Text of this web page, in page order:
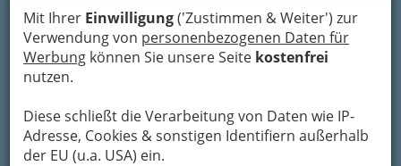
Mit Ihrer Einwilligung('Zustimmen & Weiter') zur
Verwendung von personenbezogenen Daten für
Werbung können Sie unsere Seite kostenfrei
nutzen.
Diese schließt die Verarbeitung von Daten wie IP-
Adresse, Cookies & sonstigen Identifiern außerhalb
der EU (u.a. USA) ein.
Alle Bezirke
Wiedner Management Consulting
Herdergasse 11, 8010 Graz
Karte & Routenplaner
Eintrag ändern